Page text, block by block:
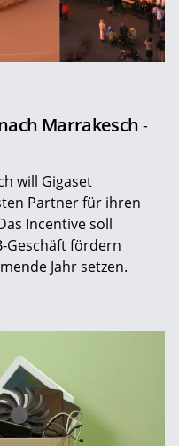
Marrakesch -
will Gigaset
Partner für ihren
Incentive soll
Geschäft fördern
Jahr setzen.